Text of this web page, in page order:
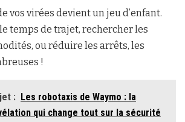
vos virées devient un jeu d’enfant.
temps de trajet, rechercher les
ou réduire les arrêts, les
!
: Les robotaxis de Waymo : la
qui change tout sur la sécurité